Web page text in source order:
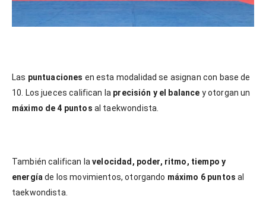
Las puntuaciones en esta modalidad se asignan con base de
10. Los jueces califican la precisión y el balance y otorgan un
máximo de 4 puntos al taekwondista.
También califican lavelocidad, poder, ritmo, tiempo y
energíade los movimientos, otorgando máximo 6 puntos al
taekwondista.